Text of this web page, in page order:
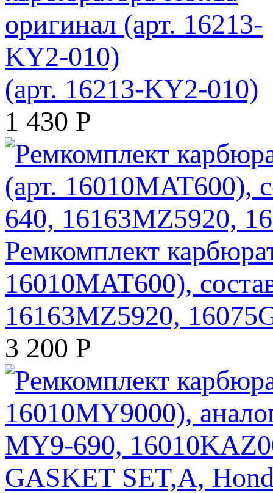
(арт. 16213-KY2-010)
1 430 Р
Ремкомплект
16010MAT600),
16163MZ5920,
3 200 Р